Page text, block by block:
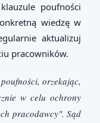
poufności
wiedzę w
aktualizuj
pracowników.
orzekając,
w celu ochrony
pracodawcy". Sąd